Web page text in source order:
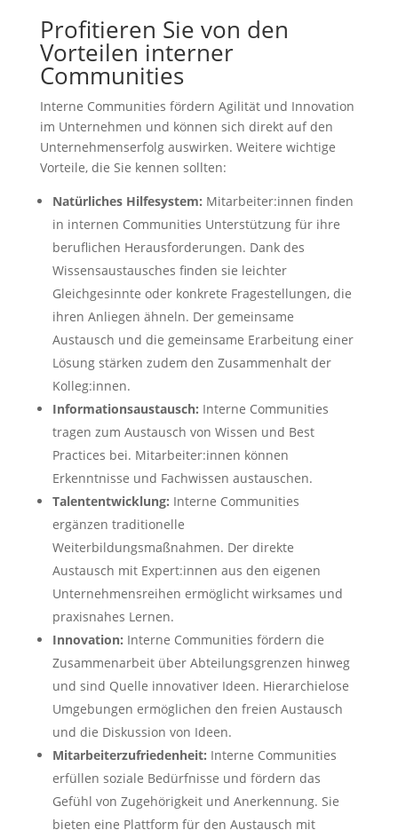
Profitieren Sie von den
Vorteilen interner
Communities
Interne Communities fördern Agilität und Innovation
im Unternehmen und können sich direkt auf den
Unternehmenserfolg auswirken. Weitere wichtige
Vorteile, die Sie kennen sollten:
Natürliches Hilfesystem: Mitarbeiter:innen finden
in internen Communities Unterstützung für ihre
beruflichen Herausforderungen. Dank des
Wissensaustausches finden sie leichter
Gleichgesinnte oder konkrete Fragestellungen, die
ihren Anliegen ähneln. Der gemeinsame
Austausch und die gemeinsame Erarbeitung einer
Lösung stärken zudem den Zusammenhalt der
Kolleg:innen.
Informationsaustausch: Interne Communities
tragen zum Austausch von Wissen und Best
Practices bei. Mitarbeiter:innen können
Erkenntnisse und Fachwissen austauschen.
Talententwicklung: Interne Communities
ergänzen traditionelle
Weiterbildungsmaßnahmen. Der direkte
Austausch mit Expert:innen aus den eigenen
Unternehmensreihen ermöglicht wirksames und
praxisnahes Lernen.
Innovation: Interne Communities fördern die
Zusammenarbeit über Abteilungsgrenzen hinweg
und sind Quelle innovativer Ideen. Hierarchielose
Umgebungen ermöglichen den freien Austausch
und die Diskussion von Ideen.
Mitarbeiterzufriedenheit: Interne Communities
erfüllen soziale Bedürfnisse und fördern das
Gefühl von Zugehörigkeit und Anerkennung. Sie
bieten eine Plattform für den Austausch mit